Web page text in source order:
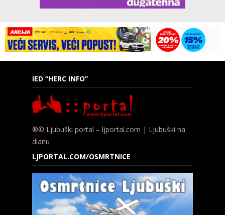
IED “HERC INFO”
®© Ljubuški portal – ljportal.com | Ljubuški na
dlanu
LJPORTAL.COM/OSMRTNICE